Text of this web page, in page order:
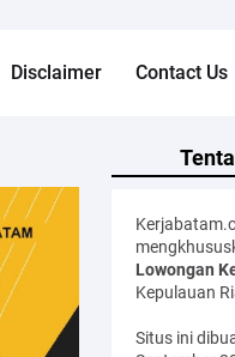
Disclaimer Contact Us
Lowongan
Kepulauan
Situs ini